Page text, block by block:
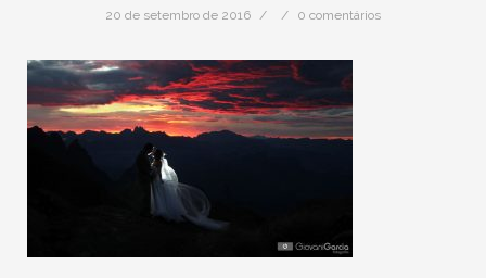
20 de setembro de 2016 / / 0 comentários